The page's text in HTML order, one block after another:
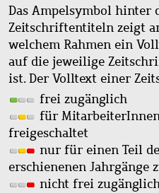
Das Ampelsymbol hinter
Zeitschriftentiteln zeigt
welchem Rahmen ein
auf die jeweilige
ist. Der Volltext einer
frei zugänglich
für MitarbeiterInnen
freigeschaltet
nur für einen Teil
erschienenen Jahrgänge
nicht frei